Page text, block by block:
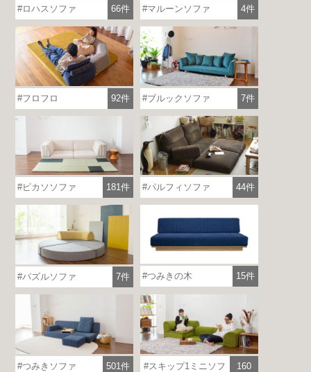
ロハスソファ 66件 マルーンソファ 4件
フロフロ 92件 ブルックソファ 7件
ピカソソファ 181件 パルフィソファ 44件
パズルソファ 7件 つみきの木 15件
つみきソファ 501件
スキップ1ミニソフ
160